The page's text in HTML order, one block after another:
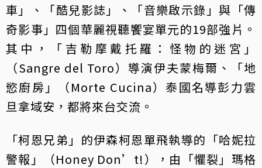
車」、「酷兒影誌」、「音樂啟示錄」與「傳
奇影事」四個華麗視聽饗宴單元的19部強片。
其中，「吉勒摩戴托羅：怪物的迷宮」
（Sangre del Toro）導演伊夫蒙梅爾、「地
慾廚房」（Morte Cucina）泰國名導彭力雲
旦拿域安，都將來台交流。
「柯恩兄弟」的伊森柯恩單飛執導的「哈妮拉
警報」（Honey Don’t!），由「懼裂」瑪格